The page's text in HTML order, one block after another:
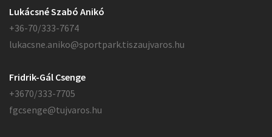
Lukácsné Szabó Anikó
+36-70/333-7674
lukacsne.aniko@sportpark.tiszaujvaros.hu
Fridrik-Gál Csenge
+3670/333-7705
fgcsenge@tujvaros.hu